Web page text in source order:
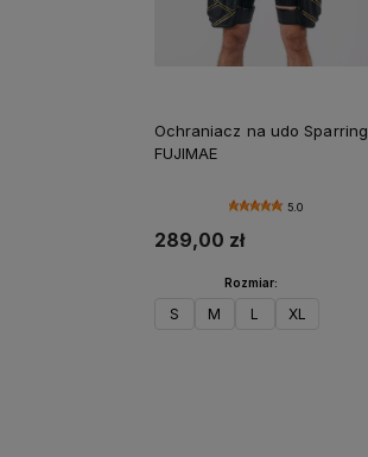
Ochraniacz na udo Sparring
FUJIMAE
5.0
289,00 zł
Rozmiar:
S M L XL